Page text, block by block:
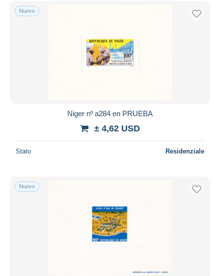
Spedizione gratuita
Bonifico bancario
Residenza del venditore
Aggiorna
Nuovo
Niger nº a284 en PRUEBA
± 4,62 USD
Stato Residenziale
Nuovo